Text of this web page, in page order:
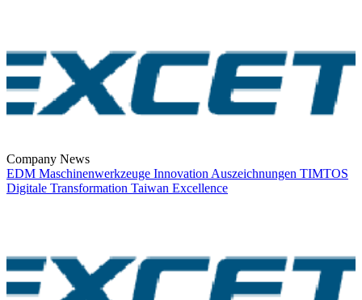
Company News
EDM Maschinenwerkzeuge Innovation Auszeichnungen TIMTOS
Digitale Transformation Taiwan Excellence